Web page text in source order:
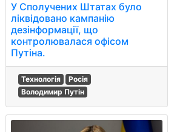
У Сполучених Штатах було
ліквідовано кампанію
дезінформації, що
контролювалася офісом
Путіна.
Технологія
Росія
Володимир Путін